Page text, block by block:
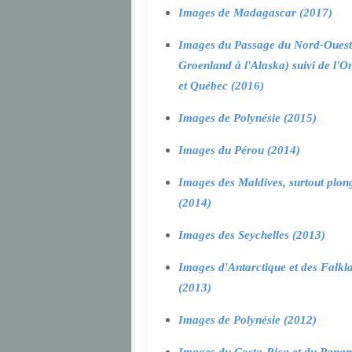
Images de Madagascar (2017)
Images du Passage du Nord-
Groenland à l'Alaska) suivi de
et Québec (2016)
Images de Polynésie (2015)
Images du Pérou (2014)
Images des Maldives, surtout
(2014)
Images des Seychelles (2013)
Images d'Antarctique et des
(2013)
Images de Polynésie (2012)